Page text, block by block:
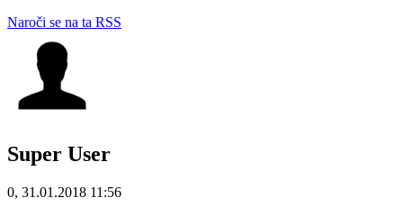
Naroči se na ta RSS
Super User
0, 31.01.2018 11:56